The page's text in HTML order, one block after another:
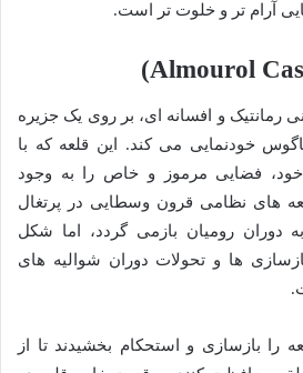
آرام تر و خلوت تر است.
رمانتیک و افسانه ای، بر روی یک جزیره
خودنمایی می کند. این قلعه که با
فضایی مرموز و خاص را به وجود
های نظامی قرون وسطایی در پرتغال
دوران رومیان بازمی گردد، اما شکل
ها و تحولات دوران شوالیه های
را بازسازی و استحکام بخشیدند تا از